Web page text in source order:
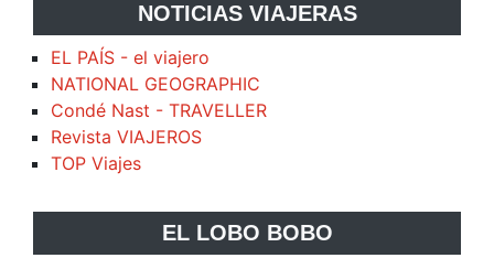
NOTICIAS VIAJERAS
EL PAÍS - el viajero
NATIONAL GEOGRAPHIC
Condé Nast - TRAVELLER
Revista VIAJEROS
TOP Viajes
EL LOBO BOBO